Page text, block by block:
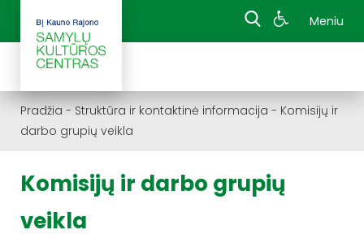
Meniu
Pradžia - Struktūra ir kontaktinė informacija - Komisijų ir
darbo grupių veikla
Komisijų ir darbo grupių
veikla